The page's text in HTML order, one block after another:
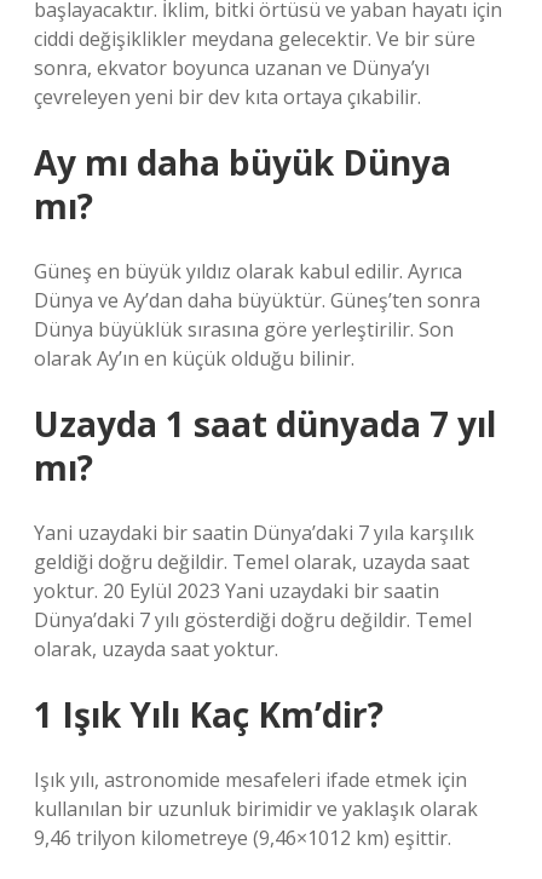
başlayacaktır. İklim, bitki örtüsü ve yaban hayatı için
ciddi değişiklikler meydana gelecektir. Ve bir süre
sonra, ekvator boyunca uzanan ve Dünya’yı
çevreleyen yeni bir dev kıta ortaya çıkabilir.
Ay mı daha büyük Dünya
mı?
Güneş en büyük yıldız olarak kabul edilir. Ayrıca
Dünya ve Ay’dan daha büyüktür. Güneş’ten sonra
Dünya büyüklük sırasına göre yerleştirilir. Son
olarak Ay’ın en küçük olduğu bilinir.
Uzayda 1 saat dünyada 7 yıl
mı?
Yani uzaydaki bir saatin Dünya’daki 7 yıla karşılık
geldiği doğru değildir. Temel olarak, uzayda saat
yoktur. 20 Eylül 2023 Yani uzaydaki bir saatin
Dünya’daki 7 yılı gösterdiği doğru değildir. Temel
olarak, uzayda saat yoktur.
1 Işık Yılı Kaç Km’dir?
Işık yılı, astronomide mesafeleri ifade etmek için
kullanılan bir uzunluk birimidir ve yaklaşık olarak
9,46 trilyon kilometreye (9,46×1012 km) eşittir.